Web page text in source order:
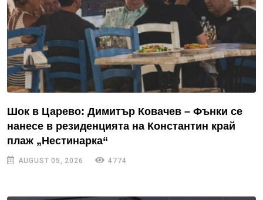
Шок в Царево: Димитър Ковачев – Фънки се
нанесе в резиденцията на Константин край
плаж „Нестинарка“
AUGUST 05, 2026 4774